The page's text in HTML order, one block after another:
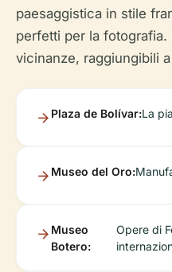
paesaggistica in stile
perfetti per la fotografia.
vicinanze, raggiungibili
Plaza de Bolívar:La
Museo del Oro:
Museo
Botero:
Opere di